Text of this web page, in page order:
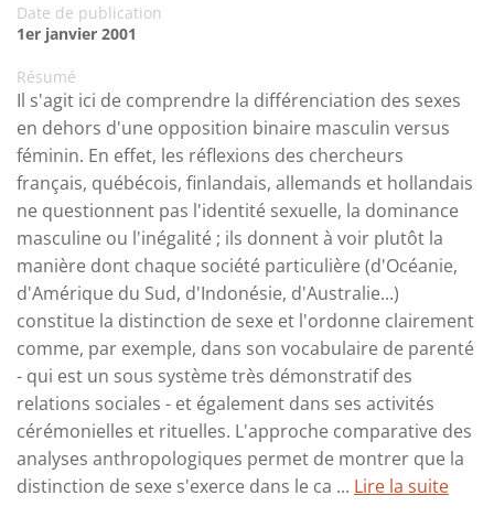
Date de publication
1er janvier 2001
Résumé
Il s'agit ici de comprendre la différenciation des sexes
en dehors d'une opposition binaire masculin versus
féminin. En effet, les réflexions des chercheurs
français, québécois, finlandais, allemands et hollandais
ne questionnent pas l'identité sexuelle, la dominance
masculine ou l'inégalité ; ils donnent à voir plutôt la
manière dont chaque société particulière (d'Océanie,
d'Amérique du Sud, d'Indonésie, d'Australie...)
constitue la distinction de sexe et l'ordonne clairement
comme, par exemple, dans son vocabulaire de parenté
- qui est un sous système très démonstratif des
relations sociales - et également dans ses activités
cérémonielles et rituelles. L'approche comparative des
analyses anthropologiques permet de montrer que la
distinction de sexe s'exerce dans le ca ... Lire la suite